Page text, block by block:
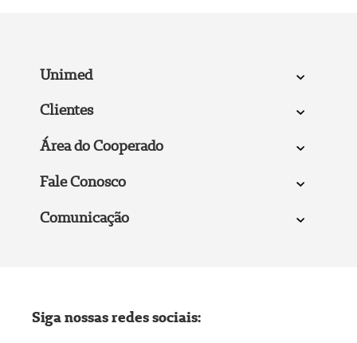
Unimed
Clientes
Área do Cooperado
Fale Conosco
Comunicação
Siga nossas redes sociais: